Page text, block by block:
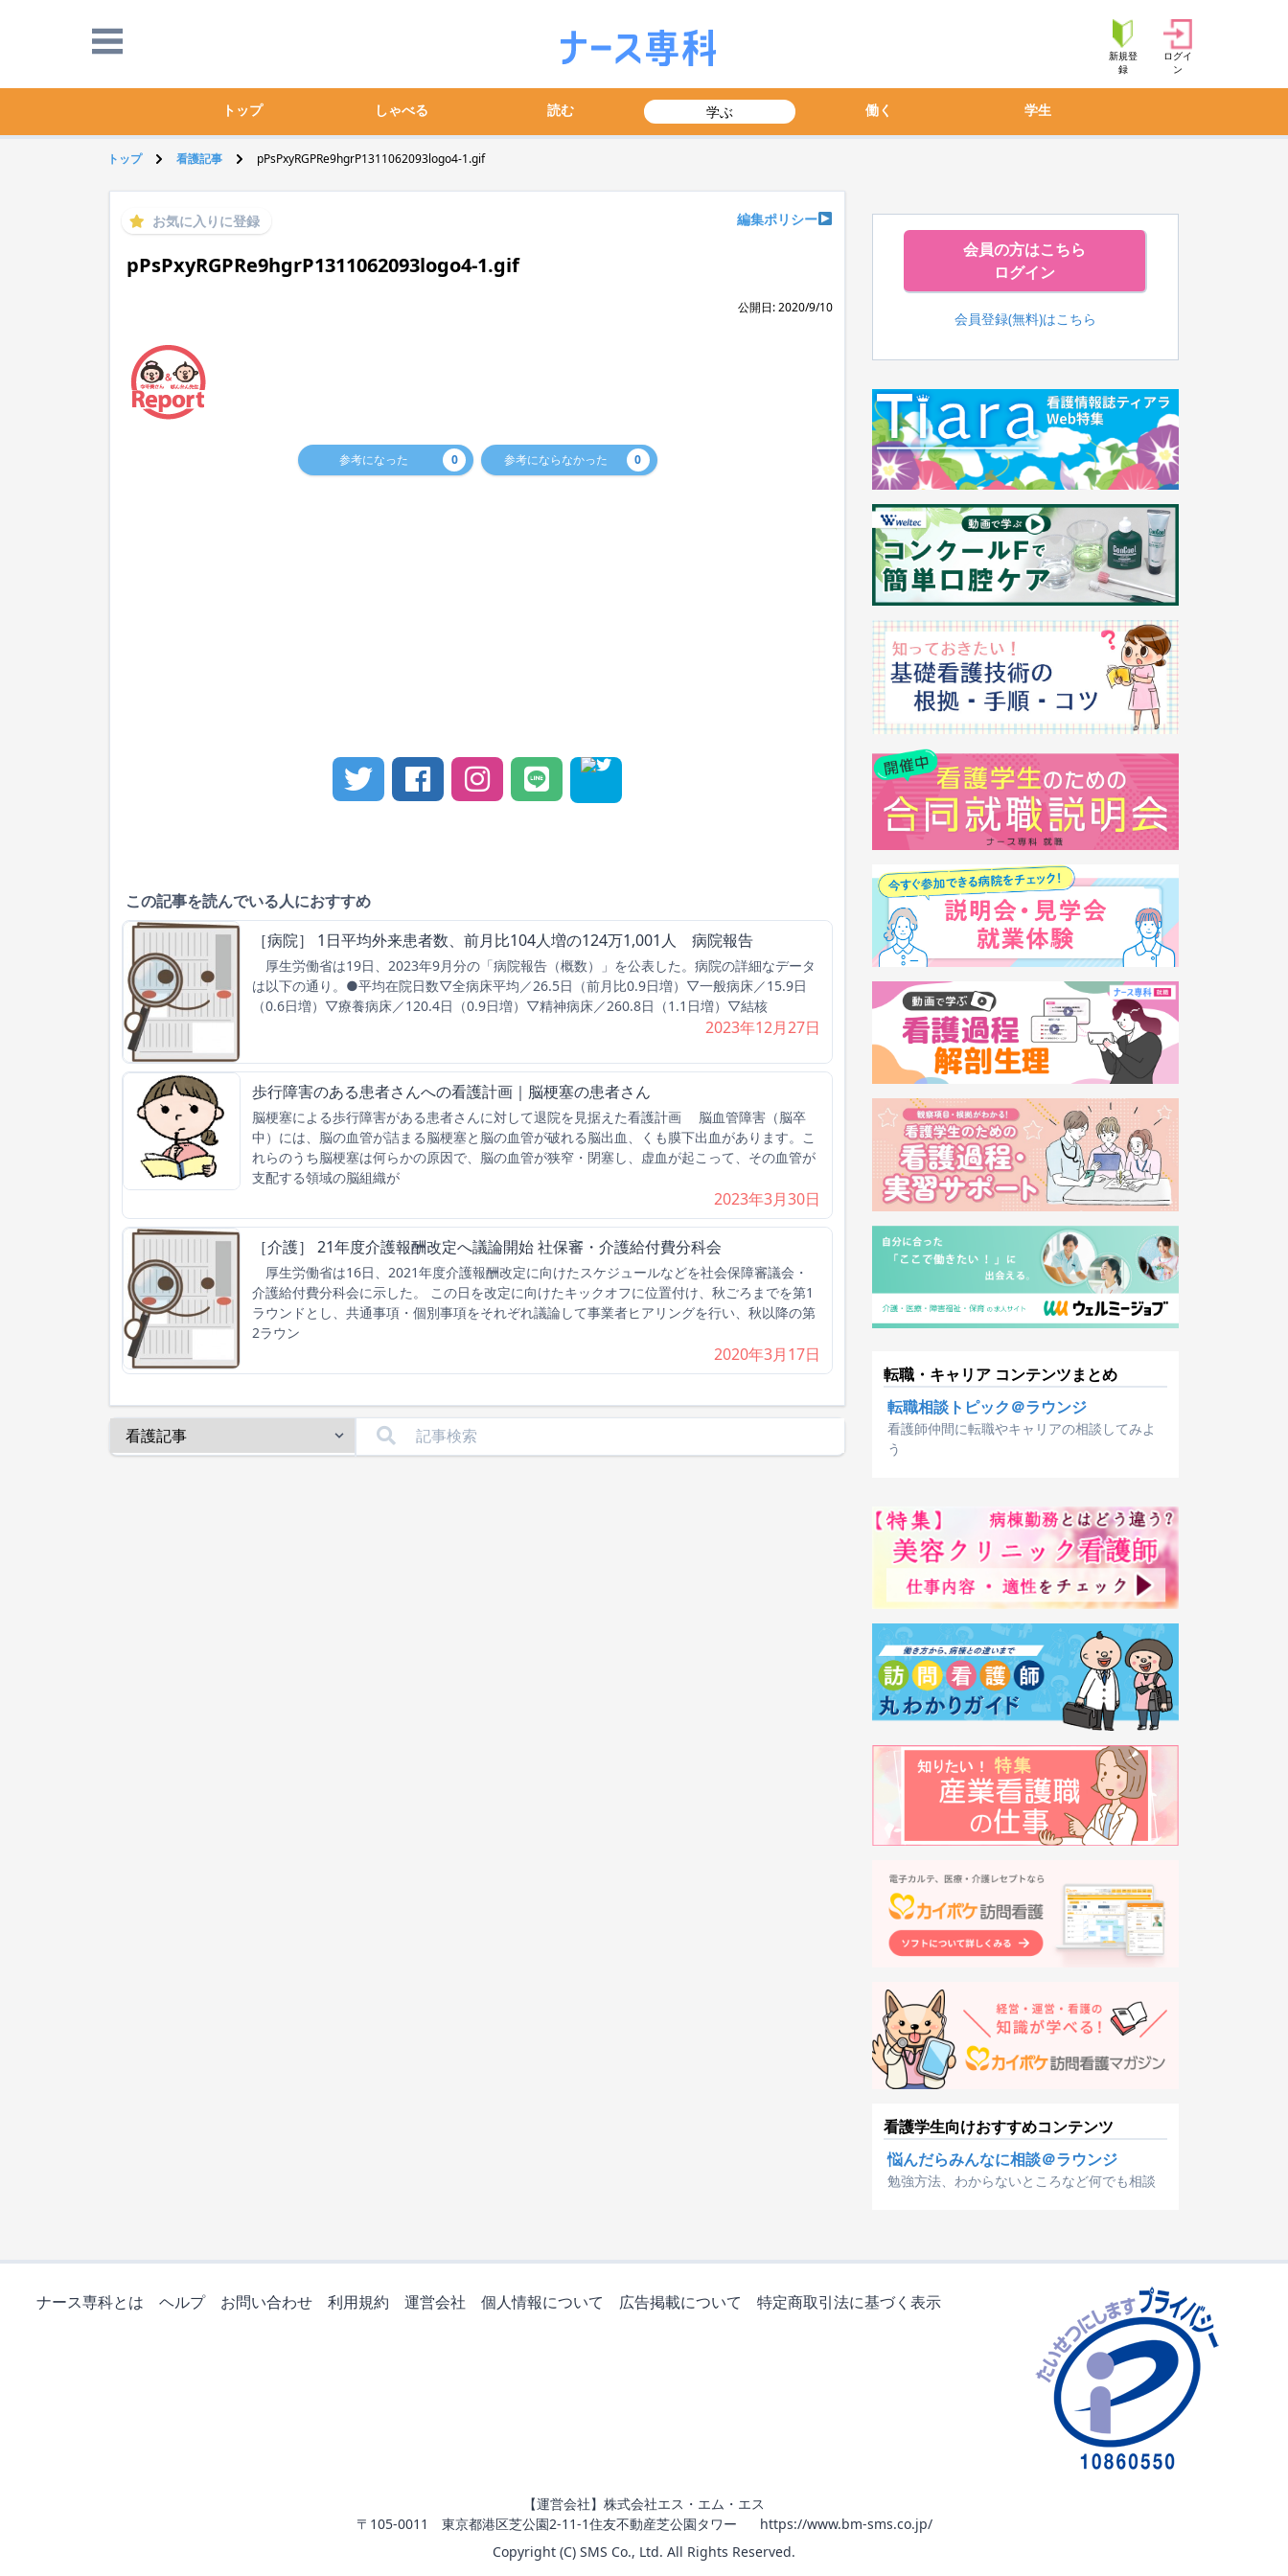
新規登
録
ログイ
ン
トップ しゃべる 読む 学ぶ 働く 学生
トップ 看護記事 pPsPxyRGPRe9hgrP1311062093logo4-1.gif
お気に入りに登録 編集ポリシー
pPsPxyRGPRe9hgrP1311062093logo4-1.gif
公開日: 2020/9/10
参考になった 0 参考にならなかった 0
この記事を読んでいる人におすすめ
［病院］ 1日平均外来患者数、前月比104人増の124万1,001人 病院報告
厚生労働省は19日、2023年9月分の「病院報告（概数）」を公表した。病院の詳細なデータ
は以下の通り。●平均在院日数▽全病床平均／26.5日（前月比0.9日増）▽一般病床／15.9日
（0.6日増）▽療養病床／120.4日（0.9日増）▽精神病床／260.8日（1.1日増）▽結核
2023年12月27日
歩行障害のある患者さんへの看護計画｜脳梗塞の患者さん
脳梗塞による歩行障害がある患者さんに対して退院を見据えた看護計画 脳血管障害（脳卒
中）には、脳の血管が詰まる脳梗塞と脳の血管が破れる脳出血、くも膜下出血があります。こ
れらのうち脳梗塞は何らかの原因で、脳の血管が狭窄・閉塞し、虚血が起こって、その血管が
支配する領域の脳組織が
2023年3月30日
［介護］ 21年度介護報酬改定へ議論開始 社保審・介護給付費分科会
厚生労働省は16日、2021年度介護報酬改定に向けたスケジュールなどを社会保障審議会・
介護給付費分科会に示した。 この日を改定に向けたキックオフに位置付け、秋ごろまでを第1
ラウンドとし、共通事項・個別事項をそれぞれ議論して事業者ヒアリングを行い、秋以降の第
2ラウン
2020年3月17日
会員の方はこちら
ログイン
会員登録(無料)はこちら
転職・キャリア コンテンツまとめ
転職相談トピック＠ラウンジ
看護師仲間に転職やキャリアの相談してみよ
う
看護学生向けおすすめコンテンツ
悩んだらみんなに相談＠ラウンジ
勉強方法、わからないところなど何でも相談
ナース専科とは ヘルプ お問い合わせ 利用規約 運営会社 個人情報について 広告掲載について 特定商取引法に基づく表示
【運営会社】株式会社エス・エム・エス
〒105-0011 東京都港区芝公園2-11-1住友不動産芝公園タワー
https://www.bm-sms.co.jp/
Copyright (C) SMS Co., Ltd. All Rights Reserved.